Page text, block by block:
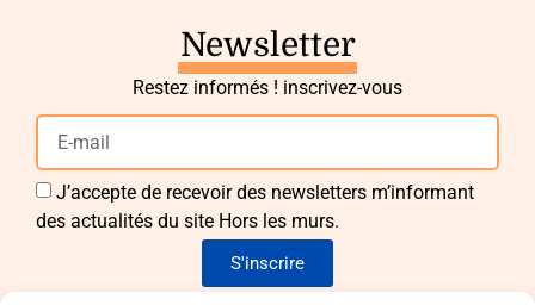
Newsletter
Restez informés ! inscrivez-vous
J’accepte de recevoir des newsletters m’informant
des actualités du site Hors les murs.
S'inscrire